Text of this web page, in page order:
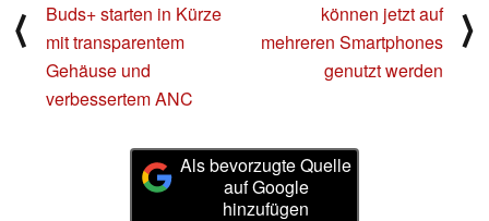
⟨
Buds+ starten in Kürze
mit transparentem
Gehäuse und
verbessertem ANC
können jetzt auf
mehreren Smartphones
genutzt werden
⟩
Als bevorzugte Quelle
auf Google
hinzufügen